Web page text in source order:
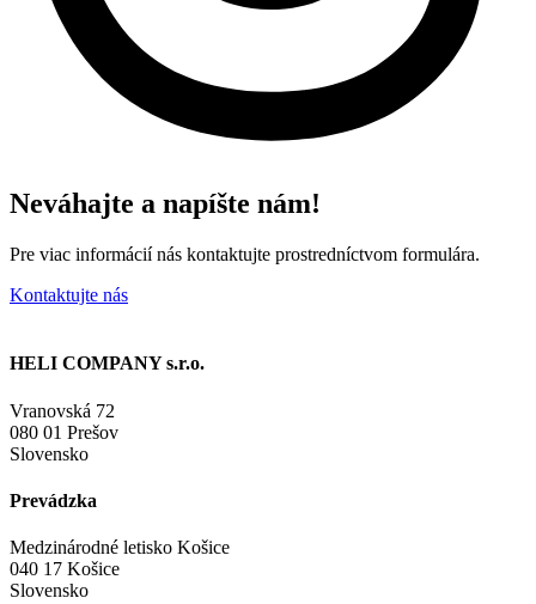
Neváhajte a napíšte nám!
Pre viac informácií nás kontaktujte prostredníctvom formulára.
Kontaktujte nás
HELI COMPANY s.r.o.
Vranovská 72
080 01 Prešov
Slovensko
Prevádzka
Medzinárodné letisko Košice
040 17 Košice
Slovensko